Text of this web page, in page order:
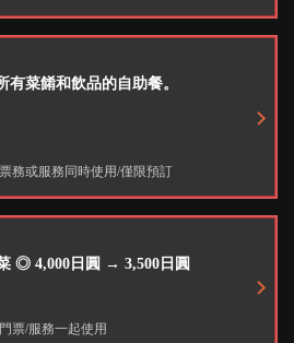
菜餚和飲品的自助餐。
務或服務同時使用/僅限預訂
◎ 4,000日圓 → 3,500日圓
票/服務一起使用